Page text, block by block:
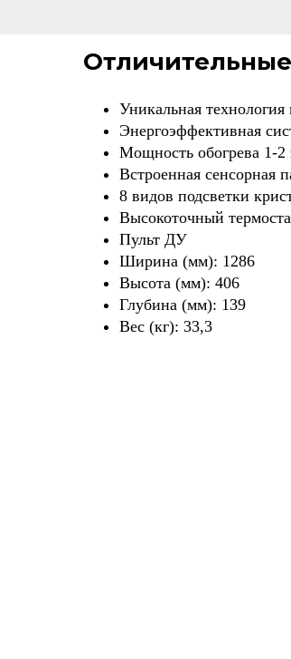
Уникальная
Энергоэффективная
Мощноcть обогрева 1-2
Встроенная сенсорная
8 видов подсветки
Высокоточный
Пульт ДУ
Ширина (мм): 1286
Высота (мм): 406
Глубина (мм): 139
Вес (кг): 33,3